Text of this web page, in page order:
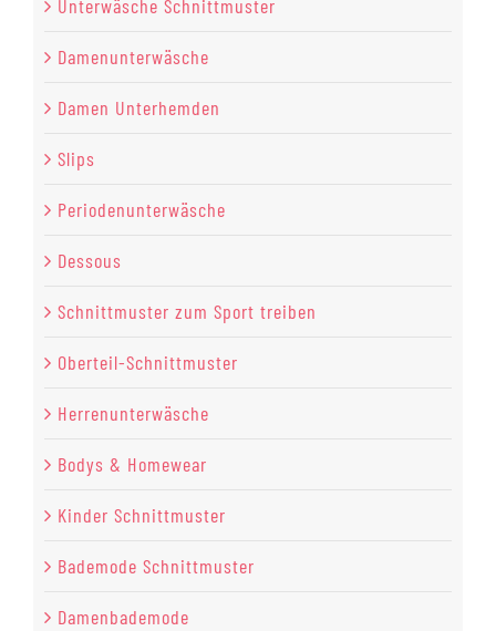
Unterwäsche Schnittmuster
Damenunterwäsche
Damen Unterhemden
Slips
Periodenunterwäsche
Dessous
Schnittmuster zum Sport treiben
Oberteil-Schnittmuster
Herrenunterwäsche
Bodys & Homewear
Kinder Schnittmuster
Bademode Schnittmuster
Damenbademode